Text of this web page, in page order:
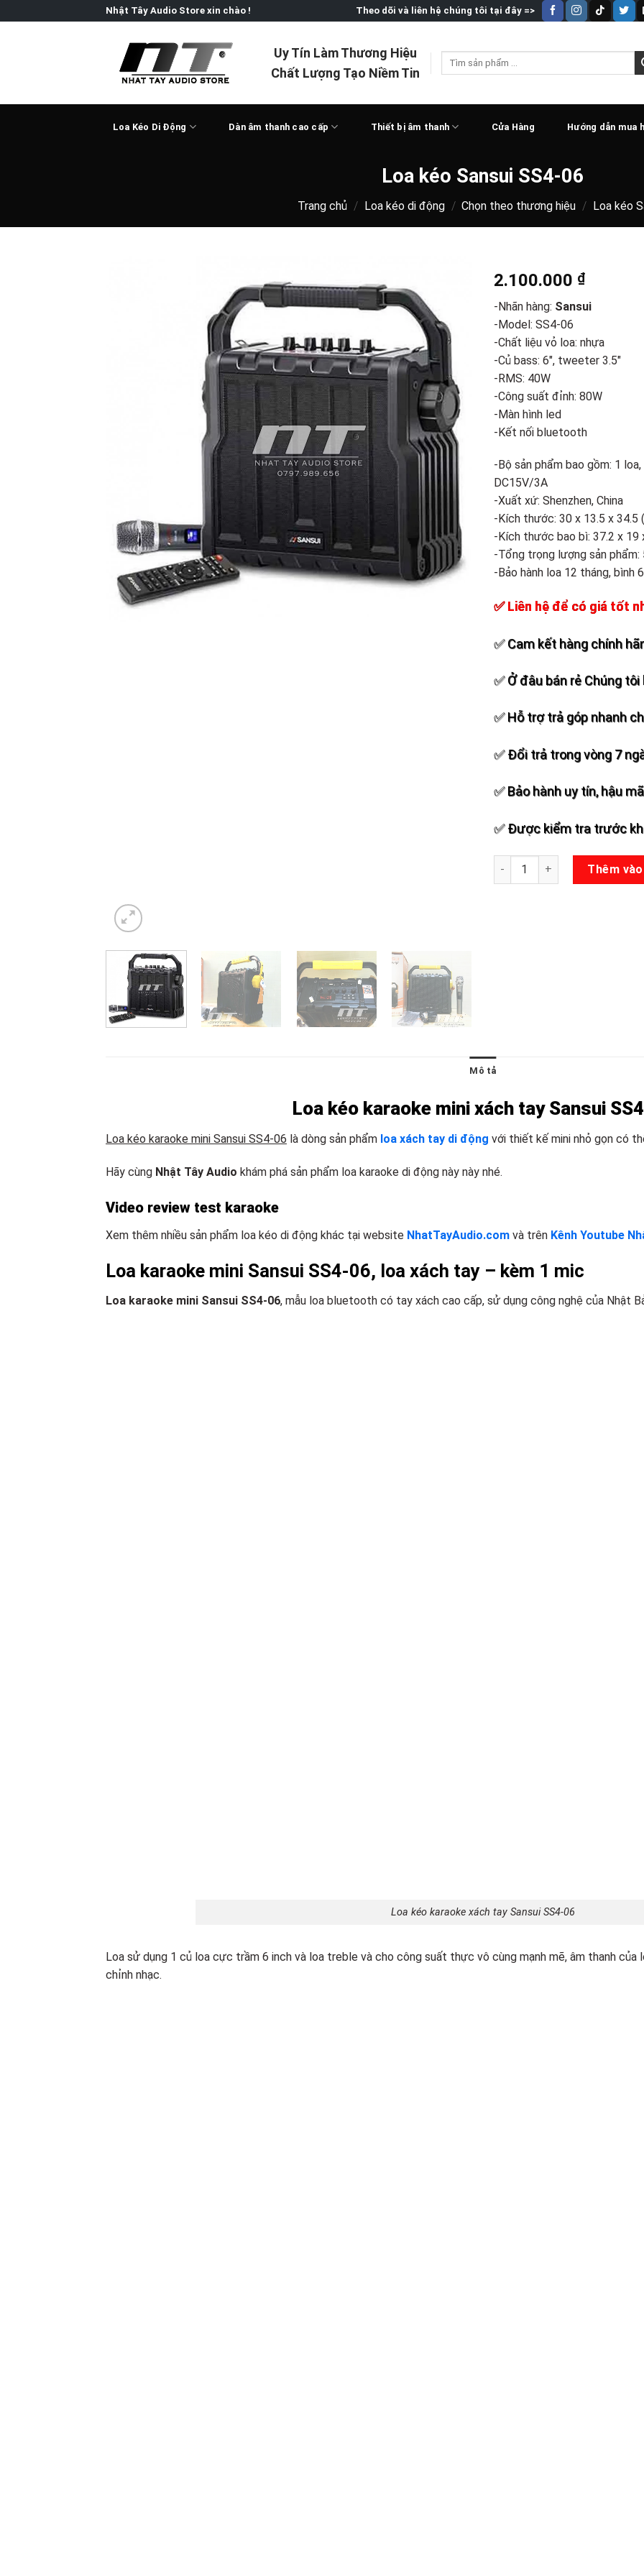
to
Nhật Tây Audio Store xin chào ! Theo dõi và liên hệ chúng tôi tại đây =>
Uy Tín Làm Thương Hiệu
Chất Lượng Tạo Niềm Tin
Tìm
Loa Kéo Di Động Dàn âm thanh cao cấp Thiết bị âm thanh Cửa Hàng Hướng dẫn mua
Loa kéo Sansui SS4-06
Trang chủ / Loa kéo di động / Chọn theo thương hiệu / Loa kéo
Add to
wishlist
2.100.000 ₫
-Nhãn hàng: Sansui
-Model: SS4-06
-Chất liệu vỏ loa: nhựa
-Củ bass: 6″, tweeter 3.5″
-RMS: 40W
-Công suất đỉnh: 80W
-Màn hình led
-Kết nối bluetooth
-Bộ sản phẩm bao gồm: 1
DC15V/3A
-Xuất xứ: Shenzhen, China
-Kích thước: 30 x 13.5 x 34.5
-Kích thước bao bì: 37.2 x 19
-Tổng trọng lượng sản phẩm:
-Bảo hành loa 12 tháng, bình
✅ Liên hệ để có giá tốt
✅ Cam kết hàng chính
✅ Ở đâu bán rẻ Chúng
✅ Hỗ trợ trả góp nhanh
✅ Đổi trả trong vòng 7
✅ Bảo hành uy tín, hậu
✅ Được kiểm tra trước
Loa kéo Sansui SS4-06 số
Thêm
Mô tả
Loa kéo karaoke mini xách tay Sansui
Loa kéo karaoke mini Sansui SS4-06 là dòng sản phẩm loa xách tay di động với thiết kế mini nhỏ gọn có
Hãy cùng Nhật Tây Audio khám phá sản phẩm loa karaoke di động này này nhé.
Video review test karaoke
Xem thêm nhiều sản phẩm loa kéo di động khác tại website NhatTayAudio.com và trên Kênh Youtube
Loa karaoke mini Sansui SS4-06, loa xách tay – kèm 1 mic
Loa karaoke mini Sansui SS4-06, mẫu loa bluetooth có tay xách cao cấp, sử dụng công nghệ của Nhật
Loa kéo karaoke xách tay Sansui SS4-06
Loa sử dụng 1 củ loa cực trầm 6 inch và loa treble và cho công suất thực vô cùng mạnh mẽ, âm thanh của
chỉnh nhạc.